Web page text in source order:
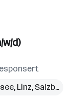
d)
, Linz, Salzburg